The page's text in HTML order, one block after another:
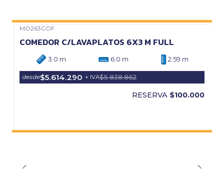
MO263COF
COMEDOR C/LAVAPLATOS 6X3 M FULL
3.0 m 6.0 m 2.59 m
desde$5.614.290 + IVA$5.838.862
RESERVA $100.000